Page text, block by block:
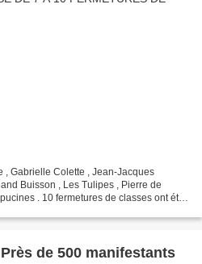
, Gabrielle Colette , Jean-Jacques
Buisson , Les Tulipes , Pierre de
. 10 fermetures de classes ont été
de 500 manifestants